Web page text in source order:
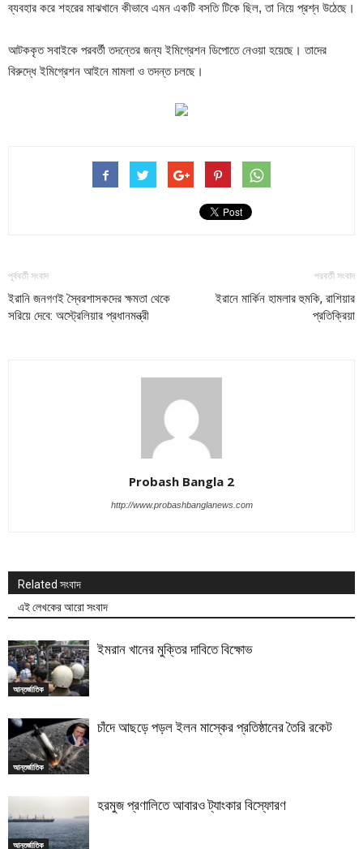
ব্যবহার করে শহরের মাঝখানে কীভাবে এমন একটি বসতি টিকে ছিল, তা নিয়ে প্রশ্ন উঠেছে।
আটককৃত সবাইকে পরবর্তী তদন্তের জন্য ইমিগ্রেশন ডিপোতে নেওয়া হয়েছে। তাদের
বিরুদ্ধে ইমিগ্রেশন আইনে মামলা ও তদন্ত চলছে।
পূর্ববর্তী সংবাদ
ইরানি জনগণই স্বৈরশাসকদের ক্ষমতা থেকে
সরিয়ে দেবে: অস্ট্রেলিয়ার প্রধানমন্ত্রী
পরবর্তী সংবাদ
ইরানে মার্কিন হামলার হুমকি, রাশিয়ার
প্রতিক্রিয়া
Probash Bangla 2
http://www.probashbanglanews.com
Related সংবাদ
এই লেখকের আরো সংবাদ
আন্তর্জাতিক
ইমরান খানের মুক্তির দাবিতে বিক্ষোভ
আন্তর্জাতিক
চাঁদে আছড়ে পড়ল ইলন মাস্কের প্রতিষ্ঠানের তৈরি রকেট
আন্তর্জাতিক
হরমুজ প্রণালিতে আবারও ট্যাংকার বিস্ফোরণ